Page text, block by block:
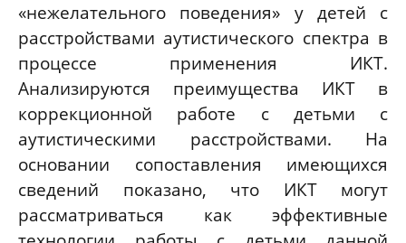
«нежелательного поведения» у детей с
расстройствами аутистического спектра в
процессе применения ИКТ.
Анализируются преимущества ИКТ в
коррекционной работе с детьми с
аутистическими расстройствами. На
основании сопоставления имеющихся
сведений показано, что ИКТ могут
рассматриваться как эффективные